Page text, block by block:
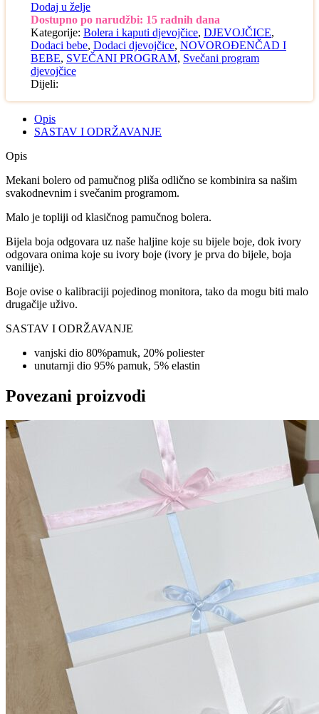
Dodaj u želje
Dostupno po narudžbi: 15 radnih dana
Kategorije: Bolera i kaputi djevojčice, DJEVOJČICE,
Dodaci bebe, Dodaci djevojčice, NOVOROĐENČAD I
BEBE, SVEČANI PROGRAM, Svečani program
djevojčice
Dijeli:
Opis
SASTAV I ODRŽAVANJE
Opis
Mekani bolero od pamučnog pliša odlično se kombinira sa našim
svakodnevnim i svečanim programom.
Malo je topliji od klasičnog pamučnog bolera.
Bijela boja odgovara uz naše haljine koje su bijele boje, dok ivory
odgovara onima koje su ivory boje (ivory je prva do bijele, boja
vanilije).
Boje ovise o kalibraciji pojedinog monitora, tako da mogu biti malo
drugačije uživo.
SASTAV I ODRŽAVANJE
vanjski dio 80%pamuk, 20% poliester
unutarnji dio 95% pamuk, 5% elastin
Povezani proizvodi